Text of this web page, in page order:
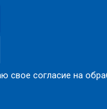
свое согласие на